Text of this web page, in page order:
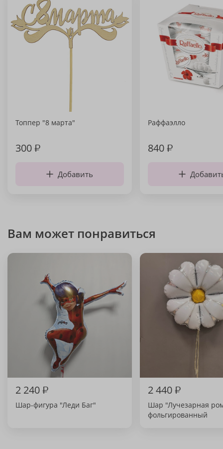
Топпер "8 марта"
300₽
Добавить
Раффаэлло
840₽
Вам может понравиться
2 240₽
Шар-фигура "Леди Баг"
2 440₽
Шар "Лучезарная
фольгированный